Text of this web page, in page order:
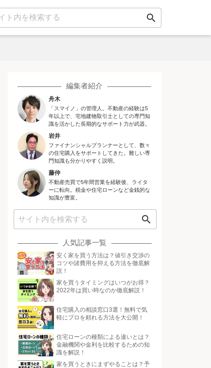
search
Hatena
編集者紹介
舟木
「スマイノ」の管理人。不動産の経験は5
年以上で、宅地建物取引士としての専門知
識を活かした長期的なサポート力が武器。
岩井
ファイナンシャルプランナーとして、数々
の住宅購入をサポートしてきた。難しい専
門知識も分かりやすく説明。
藤仲
不動産売買で5年間営業を経験後、ライタ
ーに転向。税金や住宅ローンなど金銭的な
知識が豊富。
search
人気記事一覧
安く家を買う方法は？値引き交渉の
コツや諸費用を抑える方法を徹底解
説！
家を買うタイミングはいつがお得？
2022年は買い時なのか徹底解説！
住宅購入の相談窓口3選！無料で気
軽にプロを頼れる方法を大公開！
住宅ローンの種類による違いとは？
金融機関や金利を比較するための知
識を解説！
家を買うときにまずやることは？予